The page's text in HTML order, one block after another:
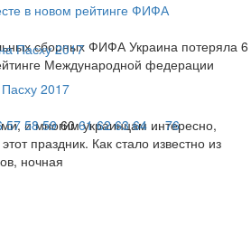
в новом рейтинге ФИФА
сборных ФИФА Украина потеряла 6
Международной федерации
2017
и многим украинцам интересно,
праздник. Как стало известно из
ночная
57 58 59 60 61 62 63 64 ...76